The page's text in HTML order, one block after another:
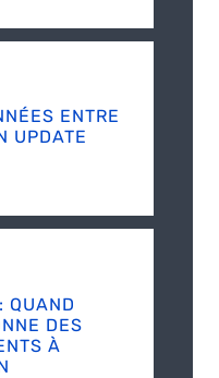
ENTRE
UPDATE
QUAND
DES
À